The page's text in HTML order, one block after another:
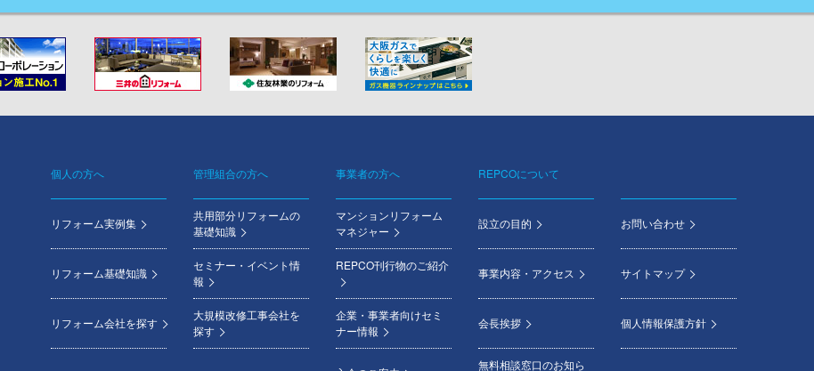
Footer
menu
個人の方へ
リフォーム実例集
リフォーム基礎知識
リフォーム会社を探す
管理組合の方へ
共用部分リフォームの
基礎知識
セミナー・イベント情
報
大規模改修工事会社を
探す
事業者の方へ
マンションリフォーム
マネジャー
REPCO刊行物のご紹介
企業・事業者向けセミ
ナー情報
REPCOについて
設立の目的
事業内容・アクセス
会長挨拶
無料相談窓口のお知ら
お問い合わせ
サイトマップ
個人情報保護方針